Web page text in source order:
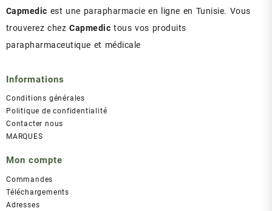
Capmedic est une parapharmacie en ligne en Tunisie. Vous
trouverez chezCapmedic tous vos produits
parapharmaceutique et médicale
Informations
Conditions générales
Politique de confidentialité
Contacter nous
MARQUES
Mon compte
Commandes
Téléchargements
Adresses